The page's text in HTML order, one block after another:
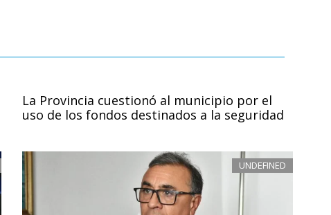
La Provincia cuestionó al municipio por el
uso de los fondos destinados a la seguridad
UNDEFINED